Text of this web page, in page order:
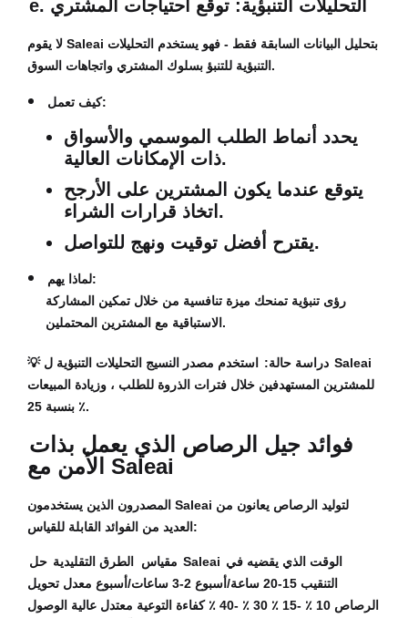
e. التحليلات التنبؤية: توقع احتياجات المشتري
لا يقوم Saleai بتحليل البيانات السابقة فقط - فهو يستخدم التحليلات
التنبؤية للتنبؤ بسلوك المشتري واتجاهات السوق.
كيف تعمل:
يحدد أنماط الطلب الموسمي والأسواق
ذات الإمكانات العالية.
يتوقع عندما يكون المشترين على الأرجح
اتخاذ قرارات الشراء.
يقترح أفضل توقيت ونهج للتواصل.
لماذا يهم:
رؤى تنبؤية تمنحك ميزة تنافسية من خلال تمكين المشاركة
الاستباقية مع المشترين المحتملين.
💡 دراسة حالة:
استخدم مصدر النسيج التحليلات التنبؤية ل Saleai
للمشترين المستهدفين خلال فترات الذروة للطلب ، وزيادة المبيعات
بنسبة 25 ٪.
فوائد جيل الرصاص الذي يعمل بذات
الأمن مع Saleai
المصدرون الذين يستخدمون Saleai لتوليد الرصاص يعانون من
العديد من الفوائد القابلة للقياس:
مقياس الطرق التقليدية حل Saleai الوقت الذي يقضيه في
التنقيب 15-20 ساعة/أسبوع 2-3 ساعات/أسبوع معدل تحويل
الرصاص 10 ٪ -15 ٪ 30 ٪ -40 ٪ كفاءة التوعية معتدل عالية الوصول